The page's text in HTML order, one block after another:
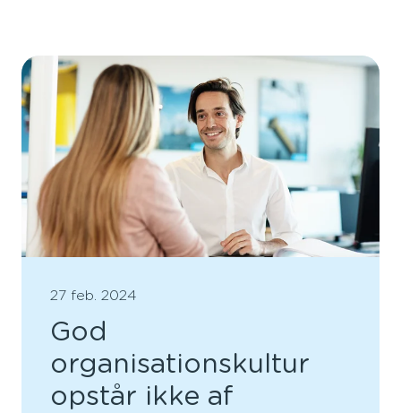
27 feb. 2024
God
organisationskultur
opstår ikke af